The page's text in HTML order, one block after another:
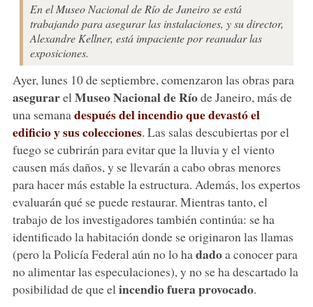
En el Museo Nacional de Río de Janeiro se está
trabajando para asegurar las instalaciones, y su director,
Alexandre Kellner, está impaciente por reanudar las
exposiciones.
Ayer, lunes 10 de septiembre, comenzaron las obras para
asegurarel Museo Nacional de Ríode Janeiro, más de
una semana después del incendio que devastó el
edificio y sus colecciones. Las salas descubiertas por el
fuego se cubrirán para evitar que la lluvia y el viento
causen más daños, y se llevarán a cabo obras menores
para hacer más estable la estructura. Además, los expertos
evaluarán qué se puede restaurar. Mientras tanto, el
trabajo de los investigadores también continúa: se ha
identificado la habitación donde se originaron las llamas
(pero la Policía Federal aún no lo ha dadoa conocer para
no alimentar las especulaciones), y no se ha descartado la
posibilidad de que el incendio fuera provocado.